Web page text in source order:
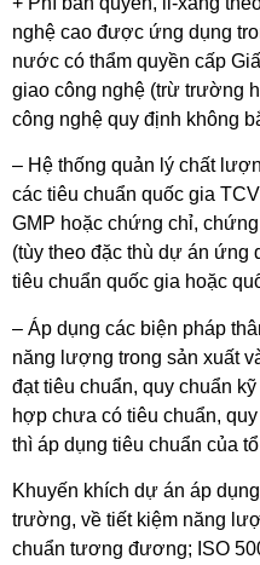
nghệ cao được ứng dụng
nước có thẩm quyền cấp
giao công nghệ (trừ trường
công nghệ quy định không
– Hệ thống quản lý chất
các tiêu chuẩn quốc gia
GMP hoặc chứng chỉ,
(tùy theo đặc thù dự án ứng
tiêu chuẩn quốc gia hoặc
– Áp dụng các biện pháp
năng lượng trong sản xuất
đạt tiêu chuẩn, quy chuẩn
hợp chưa có tiêu chuẩn,
thì áp dụng tiêu chuẩn của
Khuyến khích dự án áp
trường, về tiết kiệm năng
chuẩn tương đương; ISO